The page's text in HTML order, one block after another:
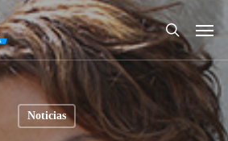
search
Menu
Noticias